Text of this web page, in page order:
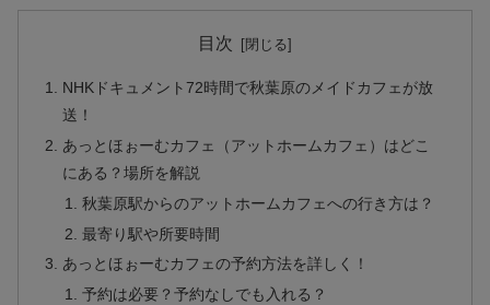
目次
NHKドキュメント72時間で秋葉原のメイドカフェが放
送！
あっとほぉーむカフェ（アットホームカフェ）はどこ
にある？場所を解説
秋葉原駅からのアットホームカフェへの行き方は？
最寄り駅や所要時間
あっとほぉーむカフェの予約方法を詳しく！
予約は必要？予約なしでも入れる？